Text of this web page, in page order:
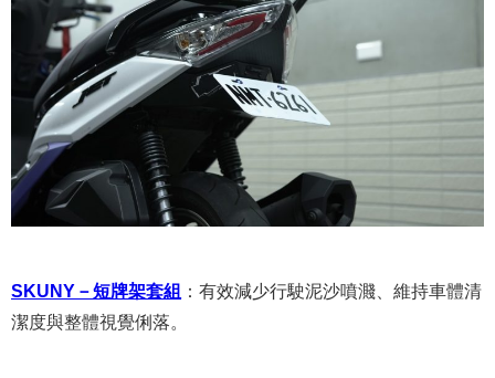
SKUNY－短牌架套組 ： 有效減少行駛泥沙噴濺、維持車體清
潔度與整體視覺俐落。